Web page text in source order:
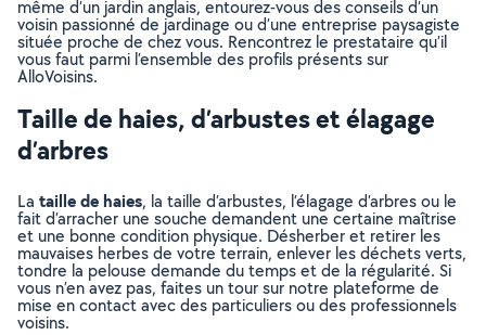
même d’un jardin anglais, entourez-vous des conseils d’un
voisin passionné de jardinage ou d’une entreprise paysagiste
située proche de chez vous. Rencontrez le prestataire qu’il
vous faut parmi l’ensemble des profils présents sur
AlloVoisins.
Taille de haies, d’arbustes et élagage
d’arbres
La taille de haies, la taille d’arbustes, l’élagage d’arbres ou le
fait d’arracher une souche demandent une certaine maîtrise
et une bonne condition physique. Désherber et retirer les
mauvaises herbes de votre terrain, enlever les déchets verts,
tondre la pelouse demande du temps et de la régularité. Si
vous n’en avez pas, faites un tour sur notre plateforme de
mise en contact avec des particuliers ou des professionnels
voisins.